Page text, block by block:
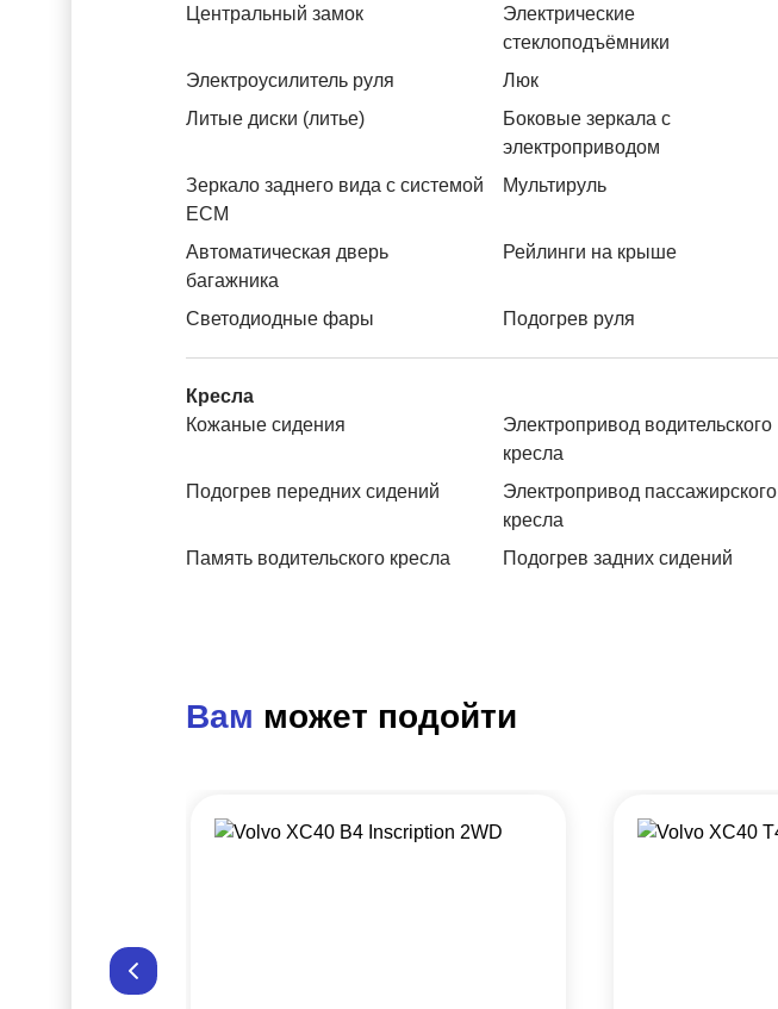
Центральный замок
Электрические
стеклоподъёмники
Электроусилитель руля
Люк
Литые диски (литье)
Боковые зеркала с
электроприводом
Зеркало заднего вида с системой
ЕСМ
Мультируль
Автоматическая дверь
багажника
Рейлинги на крыше
Светодиодные фары Подогрев руля
Кресла
Кожаные сидения
Электропривод водительского
кресла
Подогрев передних сидений
Электропривод пассажирского
кресла
Память водительского кресла
Подогрев задних сидений
Вам может подойти